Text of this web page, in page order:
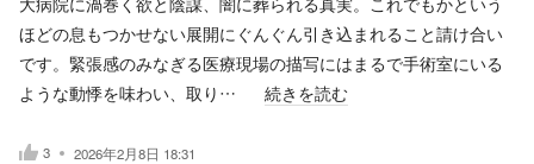
ほどの息もつかせない展開にぐんぐん引き込まれること請け合い
です。緊張感のみなぎる医療現場の描写にはまるで手術室にいる
ような動悸を味わい、取り…
続きを読む
3 2026年2月8日 18:31